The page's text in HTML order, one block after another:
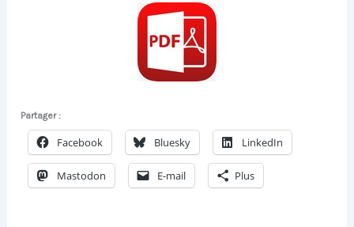
Partager :
Facebook Bluesky LinkedIn
Mastodon E-mail Plus